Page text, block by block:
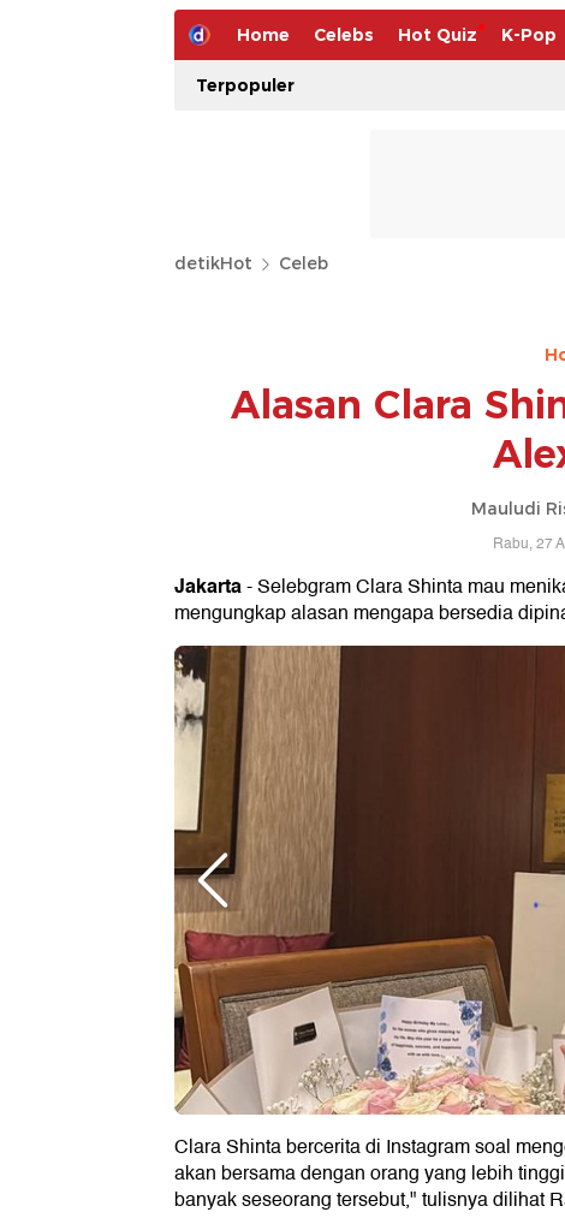
Home Celebs Hot Quiz K-Pop
Terpopuler
detikHot Celeb
Alasan Clara
Mauludi
Rabu, 27
Jakarta- Selebgram Clara Shinta mau
mengungkap alasan mengapa bersedia
Clara Shinta bercerita di Instagram soal
akan bersama dengan orang yang lebih
banyak seseorang tersebut," tulisnya dilihat